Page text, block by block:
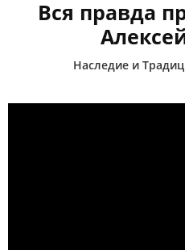
Вся правда
Наследие и